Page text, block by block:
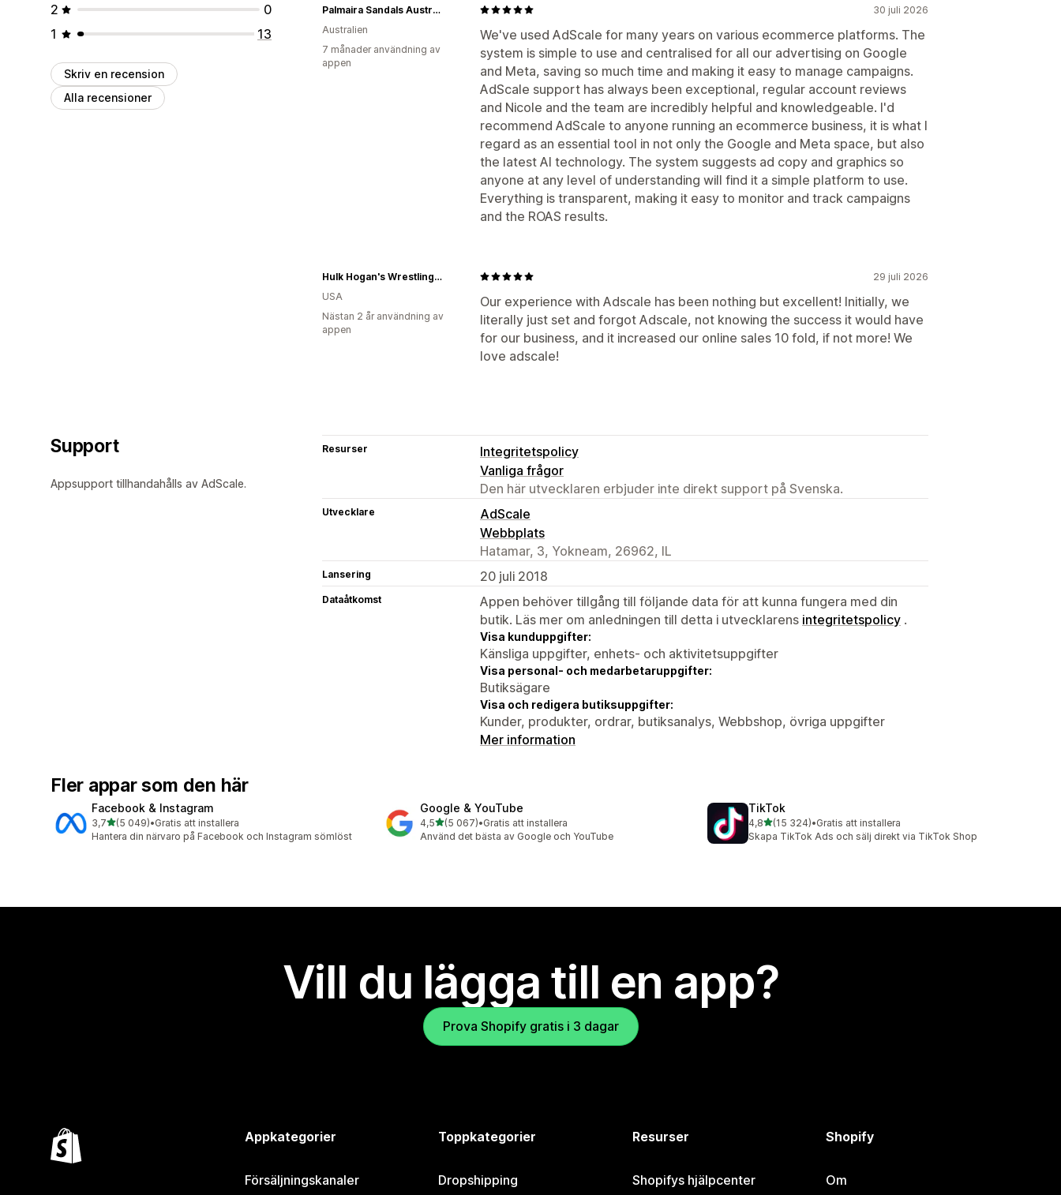
2
0
1
13
Skriv en recension
Alla recensioner
30 juli 2026
We've used AdScale for many years on various ecommerce platforms. The
system is simple to use and centralised for all our advertising on Google
and Meta, saving so much time and making it easy to manage campaigns.
AdScale support has always been exceptional, regular account reviews
and Nicole and the team are incredibly helpful and knowledgeable. I'd
recommend AdScale to anyone running an ecommerce business, it is what I
regard as an essential tool in not only the Google and Meta space, but also
the latest AI technology. The system suggests ad copy and graphics so
anyone at any level of understanding will find it a simple platform to use.
Everything is transparent, making it easy to monitor and track campaigns
and the ROAS results.
Palmaira Sandals Australia
Australien
7 månader användning av
appen
29 juli 2026
Our experience with Adscale has been nothing but excellent! Initially, we
literally just set and forgot Adscale, not knowing the success it would have
for our business, and it increased our online sales 10 fold, if not more! We
love adscale!
Hulk Hogan's Wrestling Shop
USA
Nästan 2 år användning av
appen
Support
Appsupport tillhandahålls av AdScale.
Resurser
Integritetspolicy
Vanliga frågor
Den här utvecklaren erbjuder inte direkt support på Svenska.
Utvecklare
AdScale
Webbplats
Hatamar, 3, Yokneam, 26962, IL
Lansering 20 juli 2018
Dataåtkomst
Appen behöver tillgång till följande data för att kunna fungera med din
butik. Läs mer om anledningen till detta i utvecklarens integritetspolicy .
Visa kunduppgifter:
Känsliga uppgifter, enhets- och aktivitetsuppgifter
Visa personal- och medarbetaruppgifter:
Butiksägare
Visa och redigera butiksuppgifter:
Kunder, produkter, ordrar, butiksanalys, Webbshop, övriga uppgifter
Mer information
Fler appar som den här
Facebook & Instagram
3,7av 5 stjärnor
(5 049)
5049 recensioner totalt
•Gratis att installera
Hantera din närvaro på Facebook och Instagram sömlöst
Google & YouTube
4,5av 5 stjärnor
(5 067)
5067 recensioner totalt
•Gratis att installera
Använd det bästa av Google och YouTube
TikTok
4,8av 5 stjärnor
(15 324)
15324 recensioner totalt
•Gratis att installera
Skapa TikTok Ads och sälj direkt via TikTok Shop
Vill du lägga till en app?
Prova Shopify gratis i 3 dagar
Appkategorier
Försäljningskanaler
Toppkategorier
Dropshipping
Resurser
Shopifys hjälpcenter
Shopify
Om